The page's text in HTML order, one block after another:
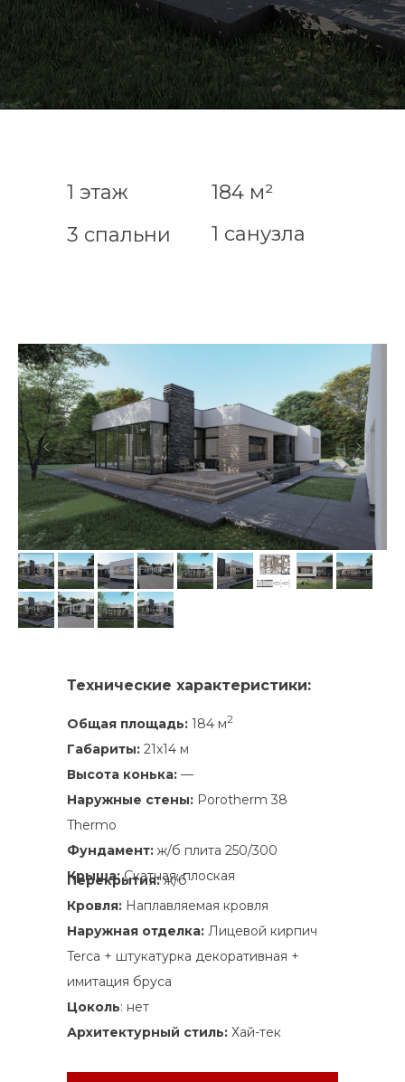
1 этаж
184 м²
3 спальни
1 санузла
Технические характеристики:
Общая площадь: 184 м2
Габариты: 21х14 м
Высота конька: —
Наружные стены: Porotherm 38
Thermo
Фундамент: ж/б плита 250/300
Крыша:Скатная, плоская
Перекрытия:ж/б
Кровля: Наплавляемая кровля
Наружная отделка: Лицевой кирпич
Terca + штукатурка декоративная +
имитация бруса
Цоколь: нет
Архитектурный стиль: Хай-тек